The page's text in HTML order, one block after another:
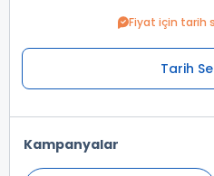
Fiyat için tarih
Tarih
Kampanyalar